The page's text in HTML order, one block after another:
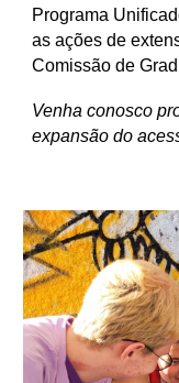
Programa
as ações de
Comissão de
Venha conosco
expansão do